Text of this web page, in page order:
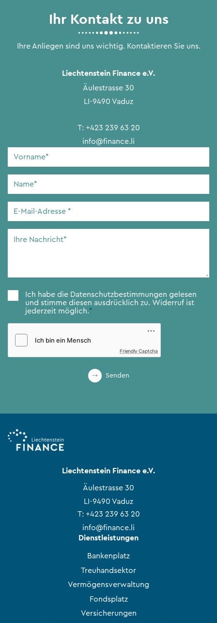
Ihr Kontakt zu uns
Ihre Anliegen sind uns wichtig. Kontaktieren Sie uns.
Liechtenstein Finance e.V.
Äulestrasse 30
LI-9490 Vaduz
T: +423 239 63 20
info@finance.li
Vorname
Name
E-
Adresse*
Zustimmung*
Ich habe die Datenschutzbestimmungen gelesen
und stimme diesen ausdrücklich zu. Widerruf ist
jederzeit möglich.*
Friendly Captcha
Senden
Liechtenstein Finance e.V.
Äulestrasse 30
LI-9490 Vaduz
T: +423 239 63 20
info@finance.li
Dienstleistungen
Bankenplatz
Treuhandsektor
Vermögensverwaltung
Fondsplatz
Versicherungen